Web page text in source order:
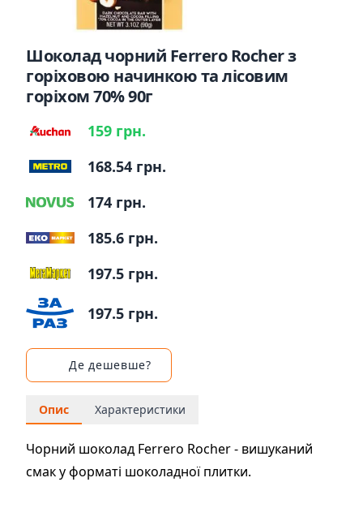
Шоколад чорний Ferrero Rocher з
горіховою начинкою та лісовим
горіхом 70% 90г
159 грн.
168.54 грн.
174 грн.
185.6 грн.
197.5 грн.
197.5 грн.
Де дешевше?
Опис Характеристики
Чорний шоколад Ferrero Rocher - вишуканий
смак у форматі шоколадної плитки.